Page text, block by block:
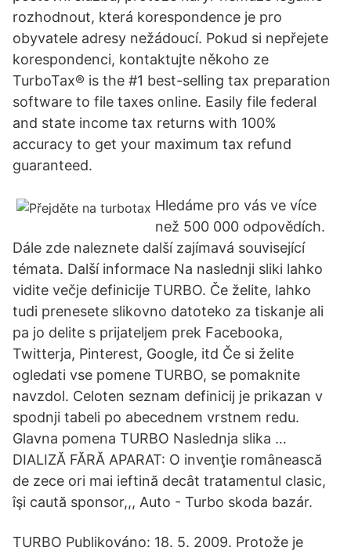
rozhodnout, která korespondence je pro
obyvatele adresy nežádoucí. Pokud si nepřejete
korespondenci, kontaktujte někoho ze
TurboTax® is the #1 best-selling tax preparation
software to file taxes online. Easily file federal
and state income tax returns with 100%
accuracy to get your maximum tax refund
guaranteed.
Hledáme pro vás ve více
než 500 000 odpovědích.
Dále zde naleznete další zajímavá související
témata. Další informace Na naslednji sliki lahko
vidite večje definicije TURBO. Če želite, lahko
tudi prenesete slikovno datoteko za tiskanje ali
pa jo delite s prijateljem prek Facebooka,
Twitterja, Pinterest, Google, itd Če si želite
ogledati vse pomene TURBO, se pomaknite
navzdol. Celoten seznam definicij je prikazan v
spodnji tabeli po abecednem vrstnem redu.
Glavna pomena TURBO Naslednja slika …
DIALIZĂ FĂRĂ APARAT: O invenţie românească
de zece ori mai ieftină decât tratamentul clasic,
îşi caută sponsor,,, Auto - Turbo skoda bazár.
TURBO Publikováno: 18. 5. 2009. Protože je